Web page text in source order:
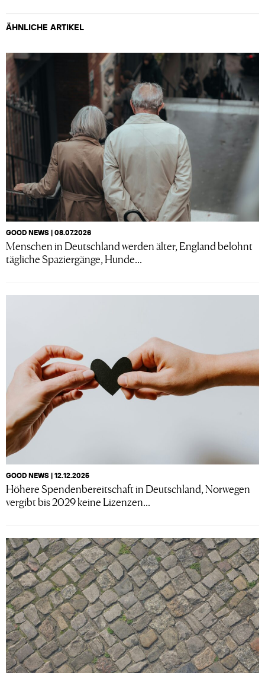
ÄHNLICHE ARTIKEL
GOOD NEWS | 08.07.2026
Menschen in Deutschland werden älter, England belohnt
tägliche Spaziergänge, Hunde...
GOOD NEWS | 12.12.2025
Höhere Spendenbereitschaft in Deutschland, Norwegen
vergibt bis 2029 keine Lizenzen...